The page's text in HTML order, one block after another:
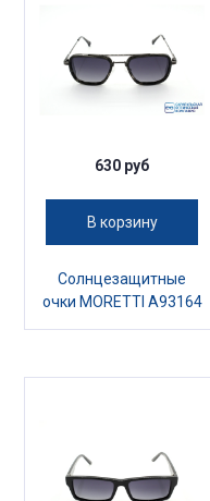
630 руб
В корзину
Солнцезащитные
очки MORETTI A93164